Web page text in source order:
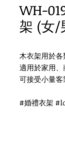
WH-
架 (女/
木衣架用於各
適用於家用、
可接受小量客
#婚禮衣架